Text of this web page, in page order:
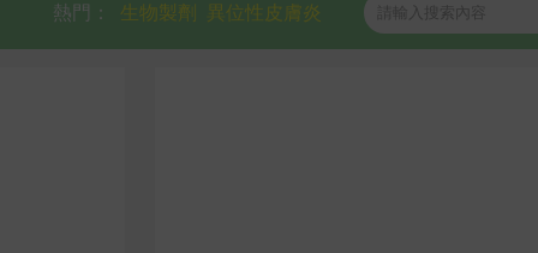
異位性皮膚炎
生物製劑
熱門：